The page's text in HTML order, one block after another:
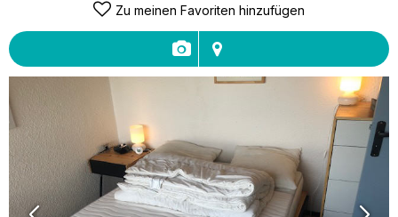
Zu meinen Favoriten hinzufügen